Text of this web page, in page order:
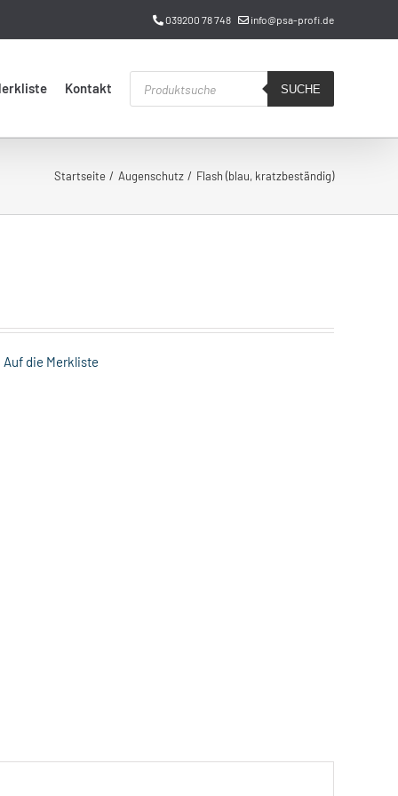
039200 78 748 info@psa-profi.de
Kontakt
Products
search
SUCHE
Startseite Augenschutz Flash (blau, kratzbeständig)
Auf die Merkliste